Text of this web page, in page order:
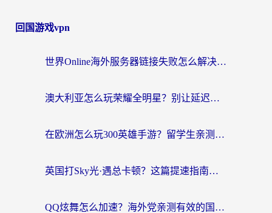
回国游戏vpn
世界Online海外服务器链接失败怎么解决？告别卡顿延迟，海外玩国服游戏的正确打开方式
澳大利亚怎么玩荣耀全明星？别让延迟毁了你的连招！海外党专属加速攻略
在欧洲怎么玩300英雄手游？留学生亲测有效的国服游戏加速指南
英国打Sky光·遇总卡顿？这篇提速指南帮你找回治愈感
QQ炫舞怎么加速？海外党亲测有效的国服游戏加速指南（附失落城堡金铲铲之战解决方案）